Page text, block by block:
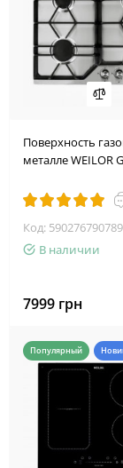
Поверхность
металле WEILOR
Код:
В наличии
7999 грн
Популярный